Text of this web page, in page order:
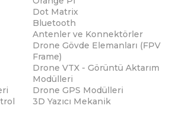
Dot Matrix
Bluetooth
Antenler ve Konnektörler
Drone Gövde Elemanları (FPV
Frame)
Drone VTX - Görüntü Aktarım
Modülleri
Drone GPS Modülleri
3D Yazıcı Mekanik